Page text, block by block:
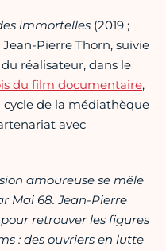
immortelles (2019 ;
Pierre Thorn, suivie
réalisateur, dans le
du film documentaire,
de la médiathèque
avec
amoureuse se mêle
Mai 68. Jean-Pierre
retrouver les figures
: des ouvriers en lutte